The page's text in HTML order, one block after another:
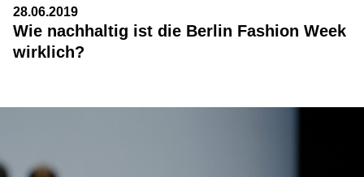
28.06.2019
Wie nachhaltig ist die Berlin Fashion Week
wirklich?